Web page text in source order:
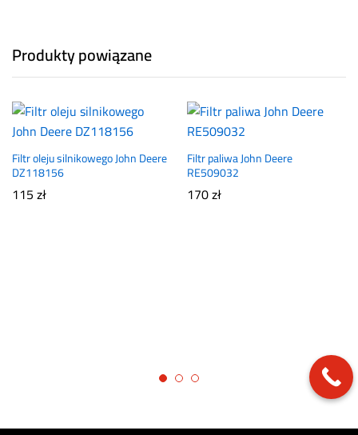
Produkty powiązane
Filtr oleju silnikowego John Deere
DZ118156
115zł
Filtr paliwa John Deere
RE509032
170zł